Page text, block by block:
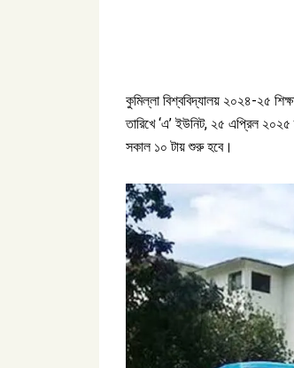
কুমিল্লা বিশ্ববিদ্যালয় ২০২৪-২৫
তারিখে ‘এ’ ইউনিট, ২৫ এপ্রিল ২০২৫
সকাল ১০ টায় শুরু হবে।